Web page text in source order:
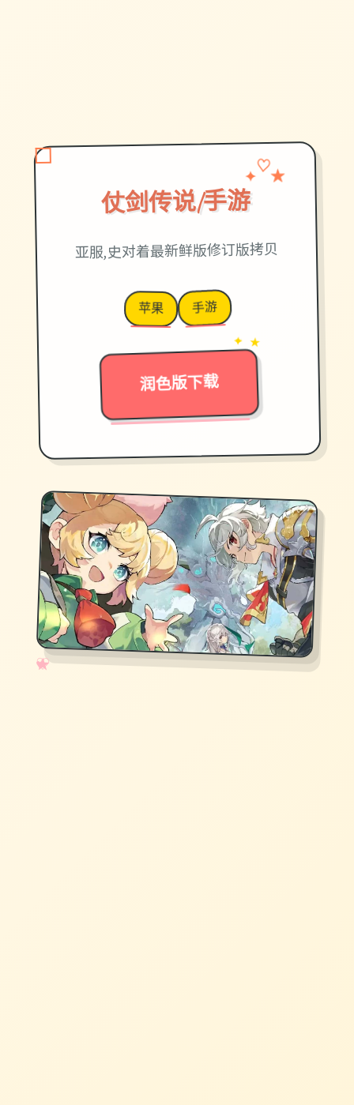
仗剑传说|手游
✦♡★
亚服,史对着最新鲜版修订版拷贝
苹果 手游
润色版下载
→
✦ ★
✧
♡
★
♥